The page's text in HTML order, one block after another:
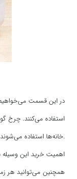
در این قسمت می‌خواهیم
استفاده می‌کنند. چرخ
خانه‌ها استفاده می‌شوند، برقی می‌باشند. شما در هنگام خرید چرخ گوشت باید به نکات بسیار زیادی دقت کنید تا بتوانید چرخ گوشتی مناسب و با کیفیت را خریداری نمایید.
اهمیت خرید این
همچنین می‌توانید هر